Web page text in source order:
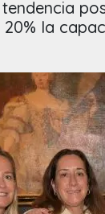
la